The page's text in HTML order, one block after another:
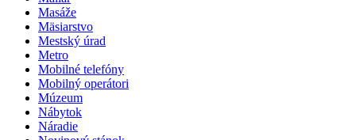
Masáže
Mäsiarstvo
Mestský úrad
Metro
Mobilné telefóny
Mobilný operátori
Múzeum
Nábytok
Náradie